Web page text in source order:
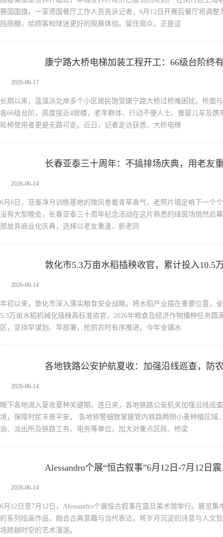
赛国国旗。一家德国餐厅工作人员告诉记者，6月12日开赛后餐厅将调
挡雨棚，给顾客和球迷更好的观赛体验。留住观众，正是这
康宁路大桥电梯加装工程开工：66级台阶终
2026-06-17
长期以来，蕰藻浜北岸多个小区居民饱受康宁路大桥过桥难困扰。桥面
各66级台阶，高度接近4层楼，老年群体、行动不便人士、推婴儿车及
轮椅使用者更是无路可走。近日，记者走访获悉，大桥电梯
长春亚泰三十周年：不搞排场庆典，用老友
2026-06-14
6月6日，亚泰净月训练基地的微风卷着青草香气，老照片墙定格下一个
没有大型晚会，长春亚泰三十周年纪念活动在这片熟悉的绿茵场悄然启
部放弃商业化庆典，选择以老友重逢、新老同
敦化市5.3万亩水稻插秧收官，累计投入10.5
2026-06-14
年初以来，敦化市深入落实粮食安全战略，将水稻产业摆在重要位置，
5.3万亩水稻机械化插秧高标准收官，2026年粮食及经济作物播种任务圆
区，坚持早谋划、早部署，抢抓农时有序推进。今年全镇水
各地铁路公安护航夏收：加强沿线巡查，防
2026-06-14
眼下各地进入夏收夏种关键期。连日来，各地铁路公安机关加强沿线巡
境，保障村民丰景平安。 各地铁警细致掌握管内铁路两侧小麦种植区域
治、派出所及铁路工务、电务等单位，加大对重点区段、桥梁
Alessandro个展“恒古叙事”6月12日-7月12日
2026-06-14
6月12日至7月12日，Alessandro个展恒古叙事在震旦美术馆举行。展览集
的系列绘画作品，融合古典意趣与当代表达，将岁月沉淀的诗意与人文
场跨越时空的艺术漫游。